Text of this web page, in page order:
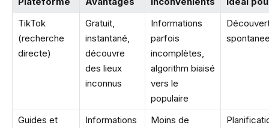
TikTok
(recherche
directe)
Gratuit,
instantané,
découvre
des lieux
inconnus
Informations
parfois
incomplètes,
algorithm biaisé
vers le
populaire
Guides et
Informations
Moins de